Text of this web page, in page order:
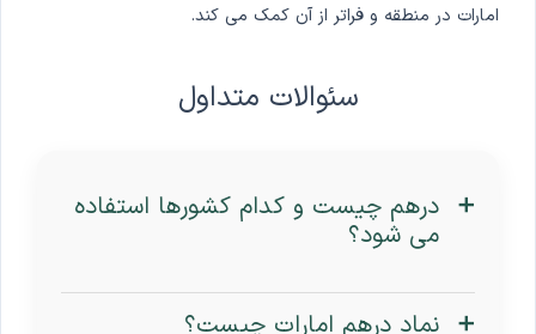
امارات در منطقه و فراتر از آن کمک می کند.
سئوالات متداول
درهم چیست و کدام کشورها استفاده
می شود؟
نماد درهم امارات چیست؟